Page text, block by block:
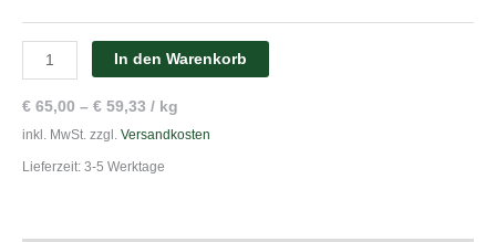
In den Warenkorb
€ 65,00 – € 59,33 / kg
inkl. MwSt. zzgl. Versandkosten
Lieferzeit: 3-5 Werktage